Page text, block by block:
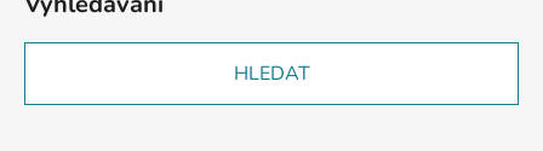
HLEDAT